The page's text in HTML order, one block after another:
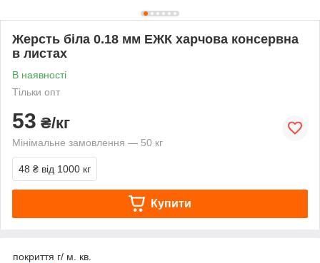
Жерсть біла 0.18 мм ЕЖК харчова консервна
в листах
В наявності
Тільки опт
53 ₴/кг
Мінімальне замовлення — 50 кг
48 ₴ від 1000 кг
Купити
покриття г/ м. кв.